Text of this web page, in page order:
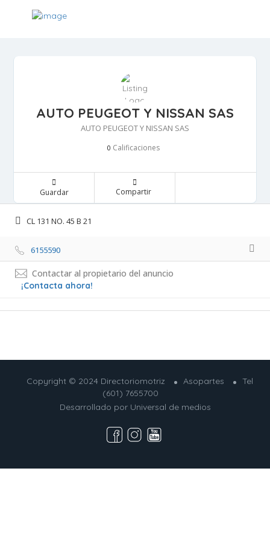
AUTO PEUGEOT Y NISSAN SAS
AUTO PEUGEOT Y NISSAN SAS
0 Calificaciones
Guardar Compartir
CL 131 NO. 45 B 21
6155590
Contactar al propietario del anuncio
¡Contacta ahora!
Copyright © 2024 Directoriomotriz Asopartes
Tel
(601) 7655700
Desarrollado por Universal de medios